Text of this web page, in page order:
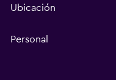
Ubicación
Personal